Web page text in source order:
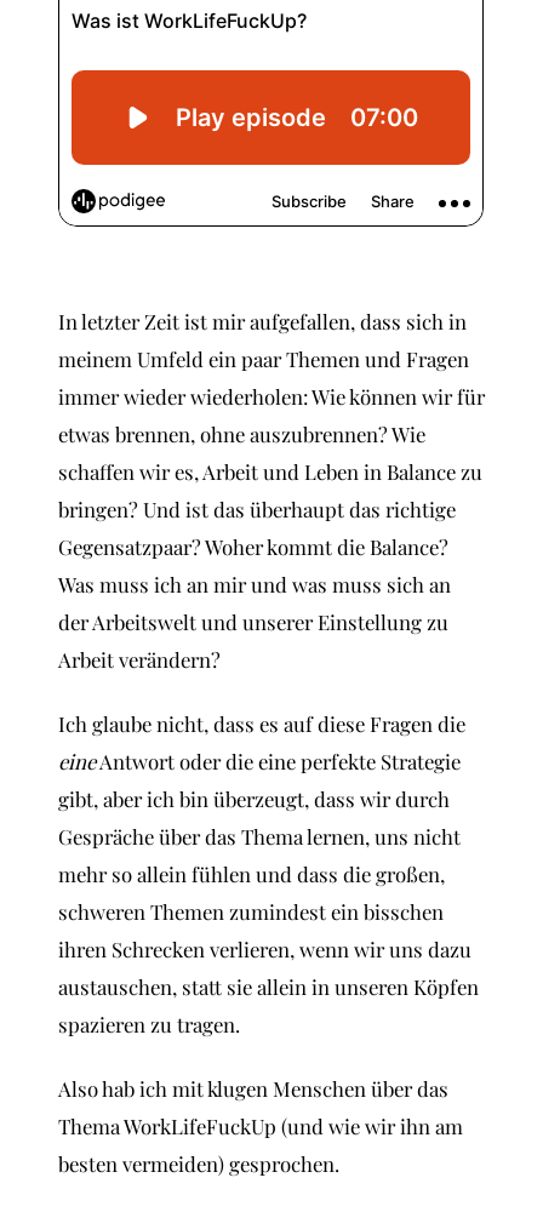
In letzter Zeit ist mir aufgefallen, dass sich in
meinem Umfeld ein paar Themen und Fragen
immer wieder wiederholen: Wie können wir für
etwas brennen, ohne auszubrennen? Wie
schaffen wir es, Arbeit und Leben in Balance zu
bringen? Und ist das überhaupt das richtige
Gegensatzpaar? Woher kommt die Balance?
Was muss ich an mir und was muss sich an
der Arbeitswelt und unserer Einstellung zu
Arbeit verändern?
Ich glaube nicht, dass es auf diese Fragen die
eineAntwort oder die eine perfekte Strategie
gibt, aber ich bin überzeugt, dass wir durch
Gespräche über das Thema lernen, uns nicht
mehr so allein fühlen und dass die großen,
schweren Themen zumindest ein bisschen
ihren Schrecken verlieren, wenn wir uns dazu
austauschen, statt sie allein in unseren Köpfen
spazieren zu tragen.
Also hab ich mit klugen Menschen über das
Thema WorkLifeFuckUp (und wie wir ihn am
besten vermeiden) gesprochen.